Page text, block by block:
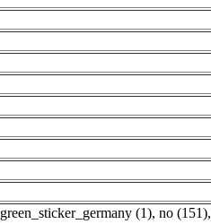
green_sticker_germany (1), no (151),